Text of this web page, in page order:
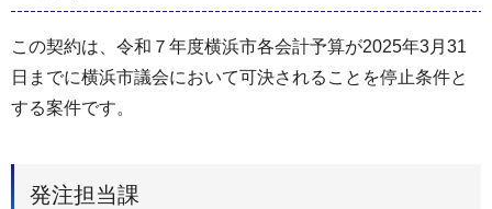
この契約は、令和７年度横浜市各会計予算が2025年3月31
日までに横浜市議会において可決されることを停止条件と
する案件です。
発注担当課